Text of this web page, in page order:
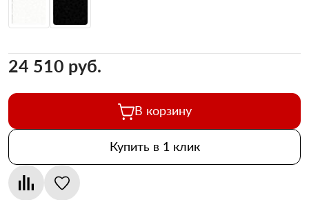
24 510 pуб.
В корзину
Купить в 1 клик